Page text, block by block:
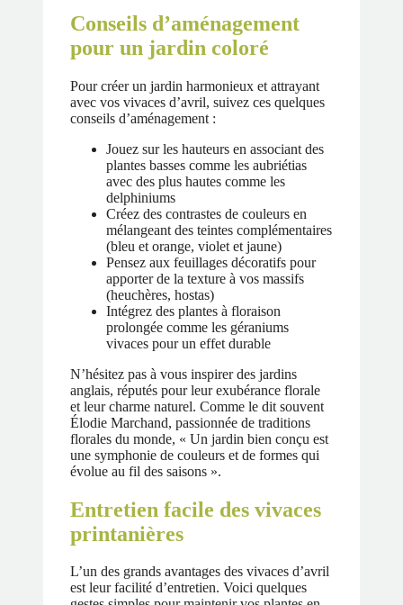
Conseils d’aménagement
pour un jardin coloré
Pour créer un jardin harmonieux et attrayant
avec vos vivaces d’avril, suivez ces quelques
conseils d’aménagement :
Jouez sur les hauteurs en associant des
plantes basses comme les aubriétias
avec des plus hautes comme les
delphiniums
Créez des contrastes de couleurs en
mélangeant des teintes complémentaires
(bleu et orange, violet et jaune)
Pensez aux feuillages décoratifs pour
apporter de la texture à vos massifs
(heuchères, hostas)
Intégrez des plantes à floraison
prolongée comme les géraniums
vivaces pour un effet durable
N’hésitez pas à vous inspirer des jardins
anglais, réputés pour leur exubérance florale
et leur charme naturel. Comme le dit souvent
Élodie Marchand, passionnée de traditions
florales du monde, « Un jardin bien conçu est
une symphonie de couleurs et de formes qui
évolue au fil des saisons ».
Entretien facile des vivaces
printanières
L’un des grands avantages des vivaces d’avril
est leur facilité d’entretien. Voici quelques